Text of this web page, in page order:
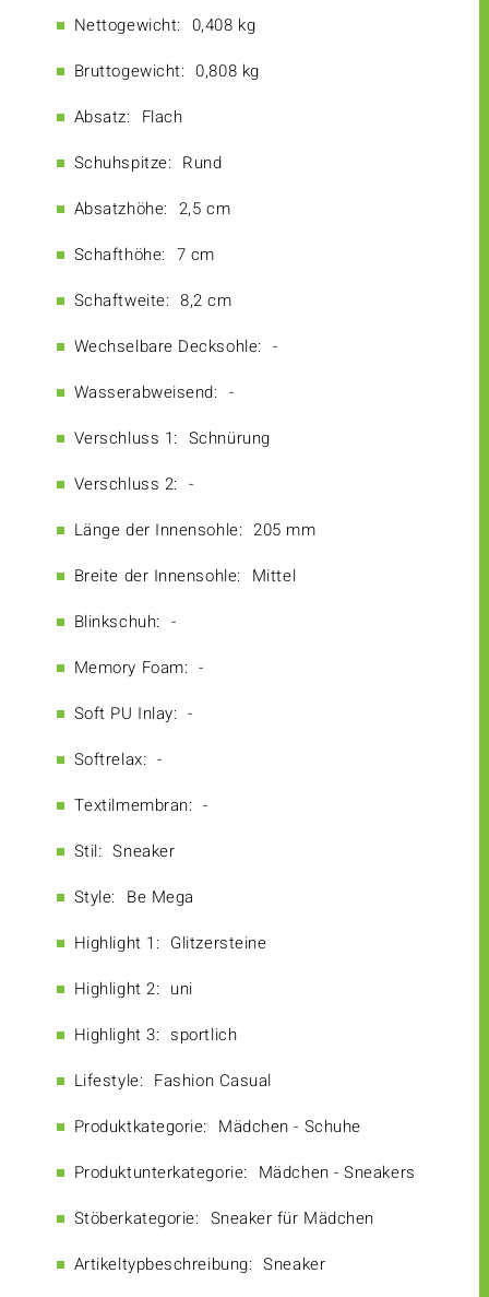
Nettogewicht: 0,408 kg
Bruttogewicht: 0,808 kg
Absatz: Flach
Schuhspitze: Rund
Absatzhöhe: 2,5 cm
Schafthöhe: 7 cm
Schaftweite: 8,2 cm
Wechselbare Decksohle: -
Wasserabweisend: -
Verschluss 1: Schnürung
Verschluss 2: -
Länge der Innensohle: 205 mm
Breite der Innensohle: Mittel
Blinkschuh: -
Memory Foam: -
Soft PU Inlay: -
Softrelax: -
Textilmembran: -
Stil: Sneaker
Style: Be Mega
Highlight 1: Glitzersteine
Highlight 2: uni
Highlight 3: sportlich
Lifestyle: Fashion Casual
Produktkategorie: Mädchen - Schuhe
Produktunterkategorie: Mädchen - Sneakers
Stöberkategorie: Sneaker für Mädchen
Artikeltypbeschreibung: Sneaker